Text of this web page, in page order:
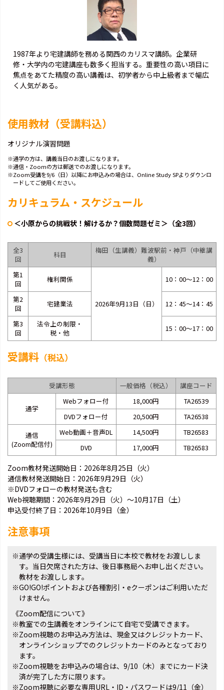
1987年より宅建講師を務める関西のカリスマ講師。企業研
修・大学内の宅建講座も数多く担当する。重要性の高い項目に
焦点をあてた精度の高い講義は、初学者から中上級者まで幅広
く人気がある。
使用教材（受講料込）
オリジナル演習問題
※通学の方は、講義当日のお渡しになります。
※通信・Zoomの方は郵送でのお渡しになります。
※Zoom受講を9/6（日）以降にお申込みの場合は、Online Study SPよりダウンロ
ードしてご使用ください。
カリキュラム・スケジュール
＜小原からの挑戦状！解けるか？個数問題ゼミ＞（全3回）
全3
回
科目
梅田（生講義）難波駅前・神戸（中継講
義）
第1
回
権利関係
2026年9月13日（日）
10：00～12：00
第2
回
宅建業法 12：45～14：45
第3
回
法令上の制限・
税・他
15：00～17：00
受講料 （税込）
受講形態 一般価格（税込） 講座コード
通学
Webフォロー付 18,000円
TA26539
DVDフォロー付
20,500円
TA26538
通信
(Zoom配信付)
Web動画＋音声DL 14,500円
TB26583
DVD
17,000円 TB26583
Zoom教材発送開始日：2026年8月25日（火）
通信教材発送開始日：2026年9月29日（火）
※DVDフォローの教材発送も含む
Web視聴期間：2026年9月29日（火）～10月17日（土）
申込受付終了日：2026年10月9日（金）
注意事項
※通学の受講生様には、受講当日に本校で教材をお渡ししま
す。当日欠席された方は、後日事務局へお申し出ください。
教材をお渡しします。
※GO!GO!ポイントおよび各種割引・eクーポンはご利用いただ
けません。
《Zoom配信について》
※教室での生講義をオンラインにて自宅で受講できます。
※Zoom視聴のお申込み方法は、現金又はクレジットカード、
オンラインショップでのクレジットカードのみとなっており
ます。
※Zoom視聴をお申込みの場合は、9/10（木）までにカード決
済が完了した方に限ります。
※Zoom視聴に必要な専用URL・ID・パスワードは9/11（金）